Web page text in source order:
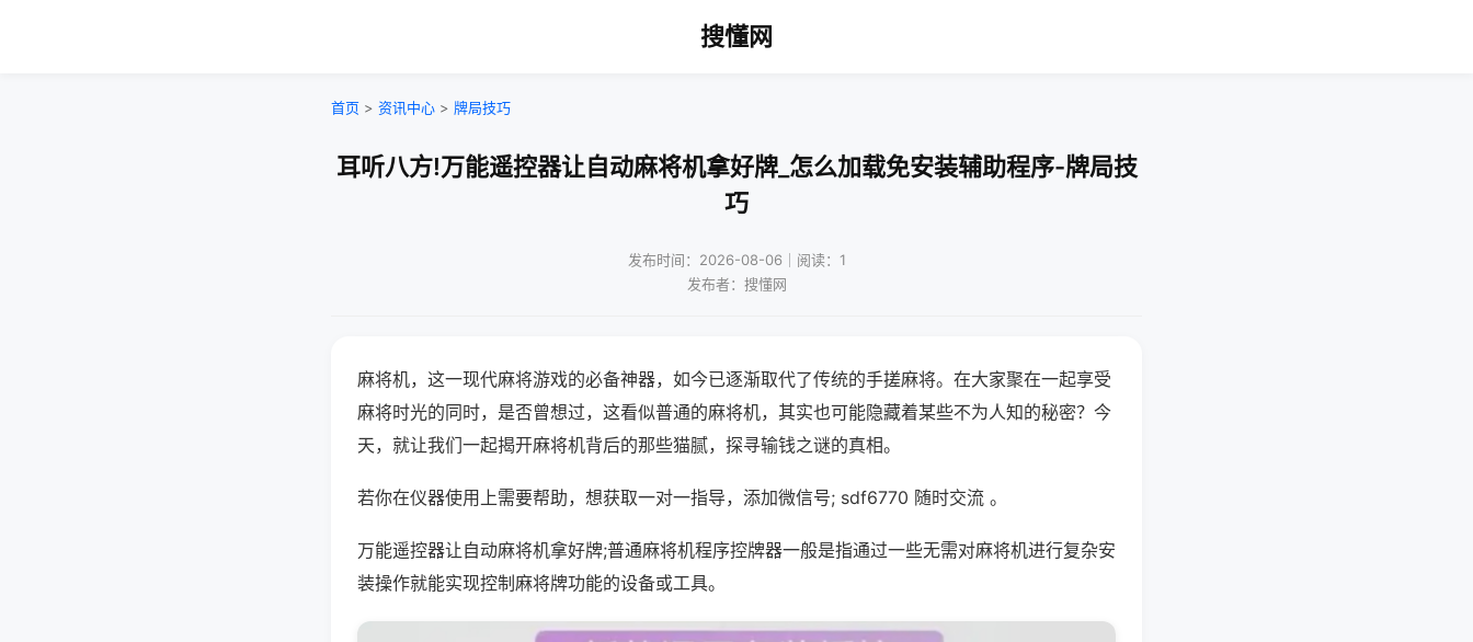
搜懂网
首页 > 资讯中心 > 牌局技巧
耳听八方!万能遥控器让自动麻将机拿好牌_怎么加载免安装辅助程序-牌局技
巧
发布时间：2026-08-06｜阅读：1
发布者：搜懂网
麻将机，这一现代麻将游戏的必备神器，如今已逐渐取代了传统的手搓麻将。在大家聚在一起享受
麻将时光的同时，是否曾想过，这看似普通的麻将机，其实也可能隐藏着某些不为人知的秘密？今
天，就让我们一起揭开麻将机背后的那些猫腻，探寻输钱之谜的真相。
若你在仪器使用上需要帮助，想获取一对一指导，添加微信号; sdf6770 随时交流 。
万能遥控器让自动麻将机拿好牌;普通麻将机程序控牌器一般是指通过一些无需对麻将机进行复杂安
装操作就能实现控制麻将牌功能的设备或工具。